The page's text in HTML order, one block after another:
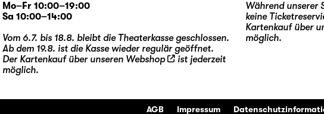
Mo–Fr 10:00–19:00
Sa 10:00–14:00
Vom 6.7. bis 18.8. bleibt die Theaterkasse geschlossen.
Ab dem 19.8. ist die Kasse wieder regulär geöffnet.
Der Kartenkauf über unseren Webshop
ist jederzeit
möglich.
Während unserer
keine
Kartenkauf über
möglich.
AGB Impressum